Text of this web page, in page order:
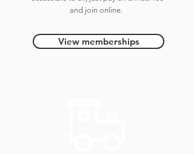
and join online.
View memberships